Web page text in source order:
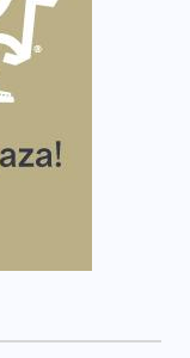
Jak
Portowy